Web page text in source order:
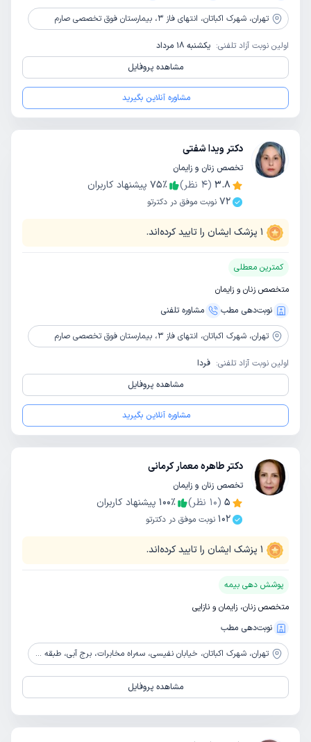
تهران، شهرک اکباتان، انتهای فاز 3، بیمارستان فوق تخصصی صارم
اولین نوبت آزاد تلفنی: یکشنبه 18 مرداد
مشاهده پروفایل
مشاوره آنلاین بگیرید
دکتر ویدا شفتی
تخصص زنان و زایمان
3.8
(
4 نظر) 75٪
پیشنهاد کاربران
72 نوبت موفق در دکترتو
1 پزشک ایشان را تایید کرده‌اند.
کمترین معطلی
متخصص زنان و زایمان
نوبت‌دهی مطب
مشاوره‌ تلفنی
تهران، شهرک اکباتان، انتهای فاز 3، بیمارستان فوق تخصصی صارم
اولین نوبت آزاد تلفنی: فردا
مشاهده پروفایل
مشاوره آنلاین بگیرید
دکتر طاهره معمار کرمانی
تخصص زنان و زایمان
5
(
10 نظر) 100٪
پیشنهاد کاربران
102 نوبت موفق در دکترتو
1 پزشک ایشان را تایید کرده‌اند.
پوشش دهی بیمه
متخصص زنان، زایمان و نازایی
نوبت‌دهی مطب
تهران، شهرک اکباتان، خیابان نفیسی، سه‌راه مخابرات، برج آبی، طبقه 3، آسانسور 2
مشاهده پروفایل